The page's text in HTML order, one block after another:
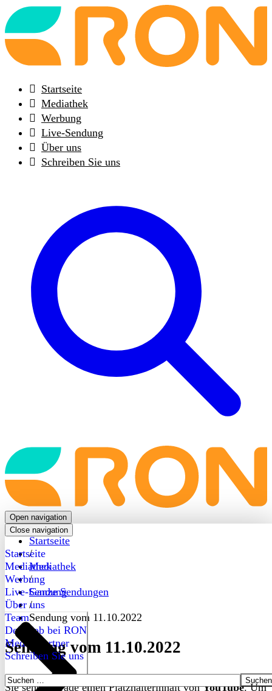
Back
to
frontpage
Startseite
Mediathek
Werbung
Live-Sendung
Über uns
Schreiben Sie uns
Back
to
frontpage
Open navigation
Close navigation
Startseite
Mediathek
Werbung
Live-Sendung
Über uns
Team
Dein Job bei RON
Medienpartner
Schreiben Sie uns
Suchen
Startseite
/
Mediathek
/
Ganze Sendungen
/
Sendung vom 11.10.2022
Sendung vom 11.10.2022
Sie sehen gerade einen Platzhalterinhalt vonYouTube. Um